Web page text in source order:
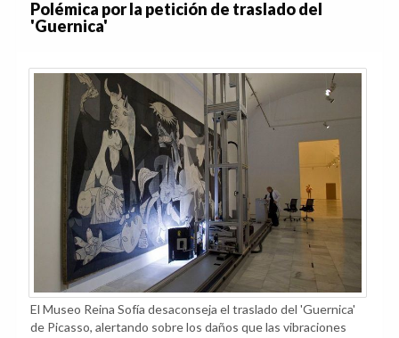
Polémica por la petición de traslado del
'Guernica'
El Museo Reina Sofía desaconseja el traslado del 'Guernica'
de Picasso, alertando sobre los daños que las vibraciones